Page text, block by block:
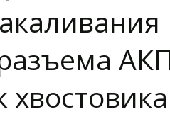
хвостовика